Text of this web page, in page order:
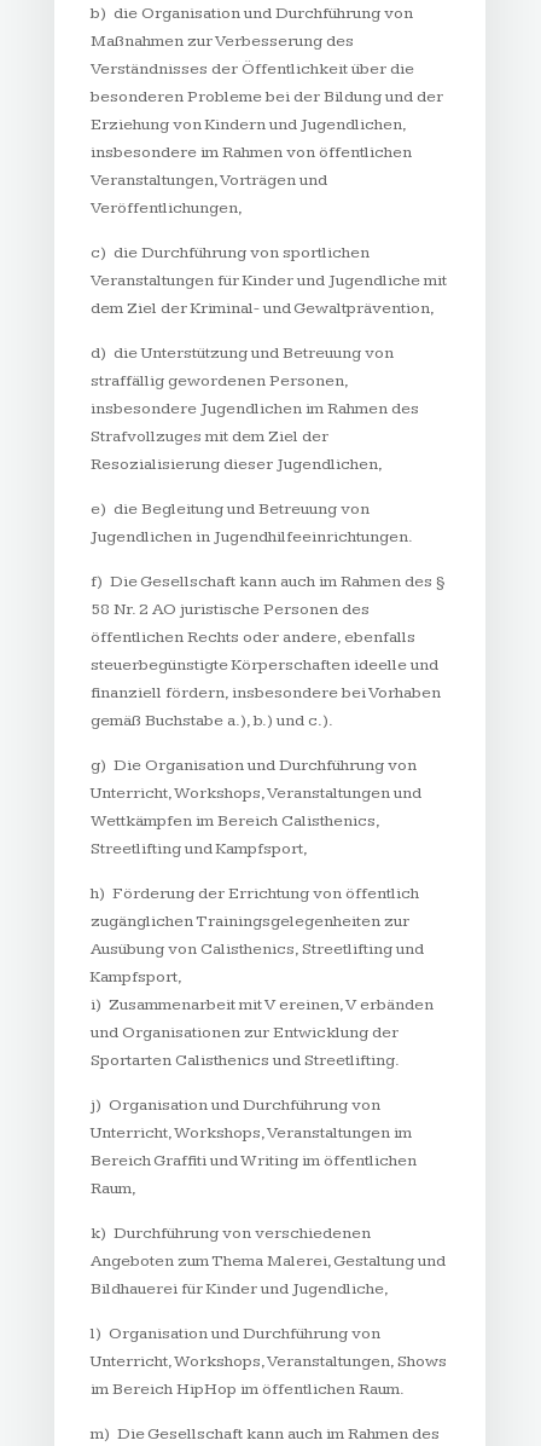
b) die Organisation und Durchführung von
Maßnahmen zur Verbesserung des
Verständnisses der Öffentlichkeit über die
besonderen Probleme bei der Bildung und der
Erziehung von Kindern und Jugendlichen,
insbesondere im Rahmen von öffentlichen
Veranstaltungen, Vorträgen und
Veröffentlichungen,
c) die Durchführung von sportlichen
Veranstaltungen für Kinder und Jugendliche mit
dem Ziel der Kriminal- und Gewaltprävention,
d) die Unterstützung und Betreuung von
straffällig gewordenen Personen,
insbesondere Jugendlichen im Rahmen des
Strafvollzuges mit dem Ziel der
Resozialisierung dieser Jugendlichen,
e) die Begleitung und Betreuung von
Jugendlichen in Jugendhilfeeinrichtungen.
f) Die Gesellschaft kann auch im Rahmen des §
58 Nr. 2 AO juristische Personen des
öffentlichen Rechts oder andere, ebenfalls
steuerbegünstigte Körperschaften ideelle und
finanziell fördern, insbesondere bei Vorhaben
gemäß Buchstabe a.), b.) und c.).
g) Die Organisation und Durchführung von
Unterricht, Workshops, Veranstaltungen und
Wettkämpfen im Bereich Calisthenics,
Streetlifting und Kampfsport,
h) Förderung der Errichtung von öffentlich
zugänglichen Trainingsgelegenheiten zur
Ausübung von Calisthenics, Streetlifting und
Kampfsport,
i) Zusammenarbeit mit V ereinen, V erbänden
und Organisationen zur Entwicklung der
Sportarten Calisthenics und Streetlifting.
j) Organisation und Durchführung von
Unterricht, Workshops, Veranstaltungen im
Bereich Graffiti und Writing im öffentlichen
Raum,
k) Durchführung von verschiedenen
Angeboten zum Thema Malerei, Gestaltung und
Bildhauerei für Kinder und Jugendliche,
l) Organisation und Durchführung von
Unterricht, Workshops, Veranstaltungen, Shows
im Bereich HipHop im öffentlichen Raum.
m) Die Gesellschaft kann auch im Rahmen des